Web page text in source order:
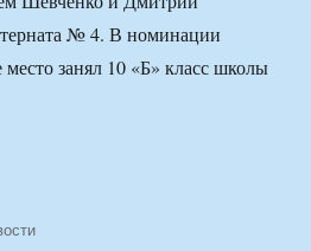
№ 4. В номинации
занял 10 «Б» класс школы